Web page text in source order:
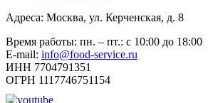
Адреса: Москва, ул. Керченская, д. 8
Время работы: пн. – пт.: с 10:00 до 18:00
E-mail: info@food-service.ru
ИНН 7704791351
ОГРН 1117746751154